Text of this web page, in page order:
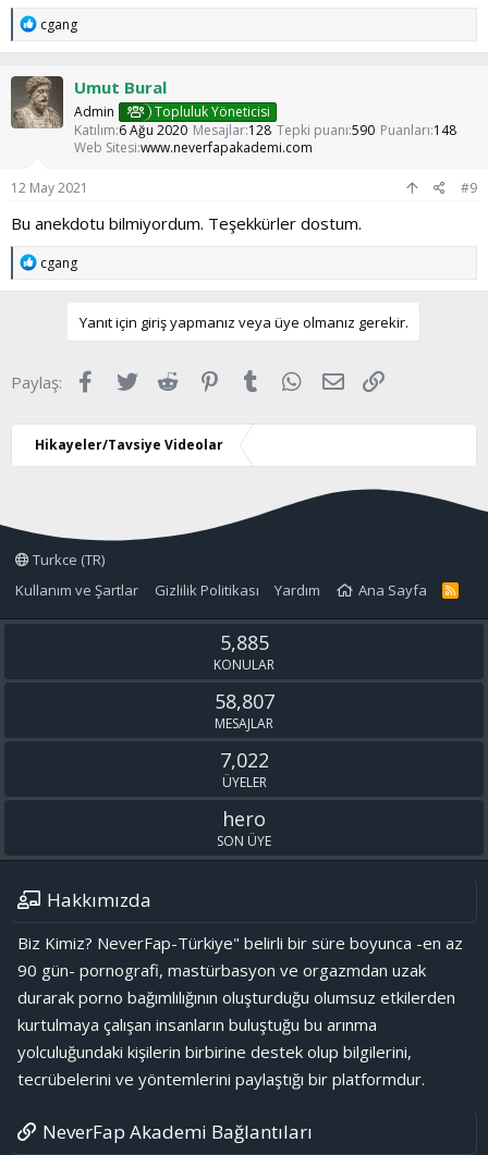
T
p
k
i
l
e
cgang
Umut Bural
Admin
Topluluk Yöneticisi
Katılım 6 Ağu 2020 Mesajlar 128 Tepki puanı 590 Puanları 148
Web Sitesi www.neverfapakademi.com
12 May 2021 #9
Bu anekdotu bilmiyordum. Teşekkürler dostum.
T
p
r
cgang
Yanıt için giriş yapmanız veya üye olmanız gerekir.
Paylaş: Facebook
Twitter Reddit Pinterest
Tumblr WhatsApp
E-posta
Hikayeler/Tavsiye Videolar
Turkce (TR)
Kullanım ve Şartlar
Gizlilik Politikası Yardım Ana Sayfa
R
S
5,885
KONULAR
58,807
MESAJLAR
7,022
ÜYELER
hero
SON ÜYE
Hakkımızda
Biz Kimiz? NeverFap-Türkiye" belirli bir süre boyunca -en az
90 gün- pornografi, mastürbasyon ve orgazmdan uzak
durarak porno bağımlılığının oluşturduğu olumsuz etkilerden
kurtulmaya çalışan insanların buluştuğu bu arınma
yolculuğundaki kişilerin birbirine destek olup bilgilerini,
tecrübelerini ve yöntemlerini paylaştığı bir platformdur.
NeverFap Akademi Bağlantıları